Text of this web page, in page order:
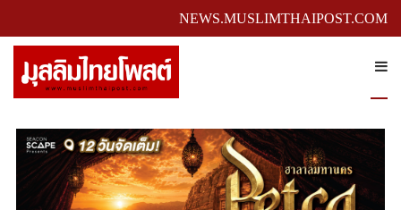
NEWS.MUSLIMTHAIPOST.COM